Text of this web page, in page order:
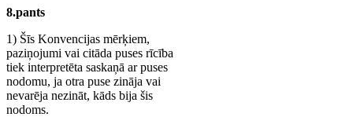
8.pants
1) Šīs Konvencijas mērķiem,
paziņojumi vai citāda puses rīcība
tiek interpretēta saskaņā ar puses
nodomu, ja otra puse zināja vai
nevarēja nezināt, kāds bija šis
nodoms.